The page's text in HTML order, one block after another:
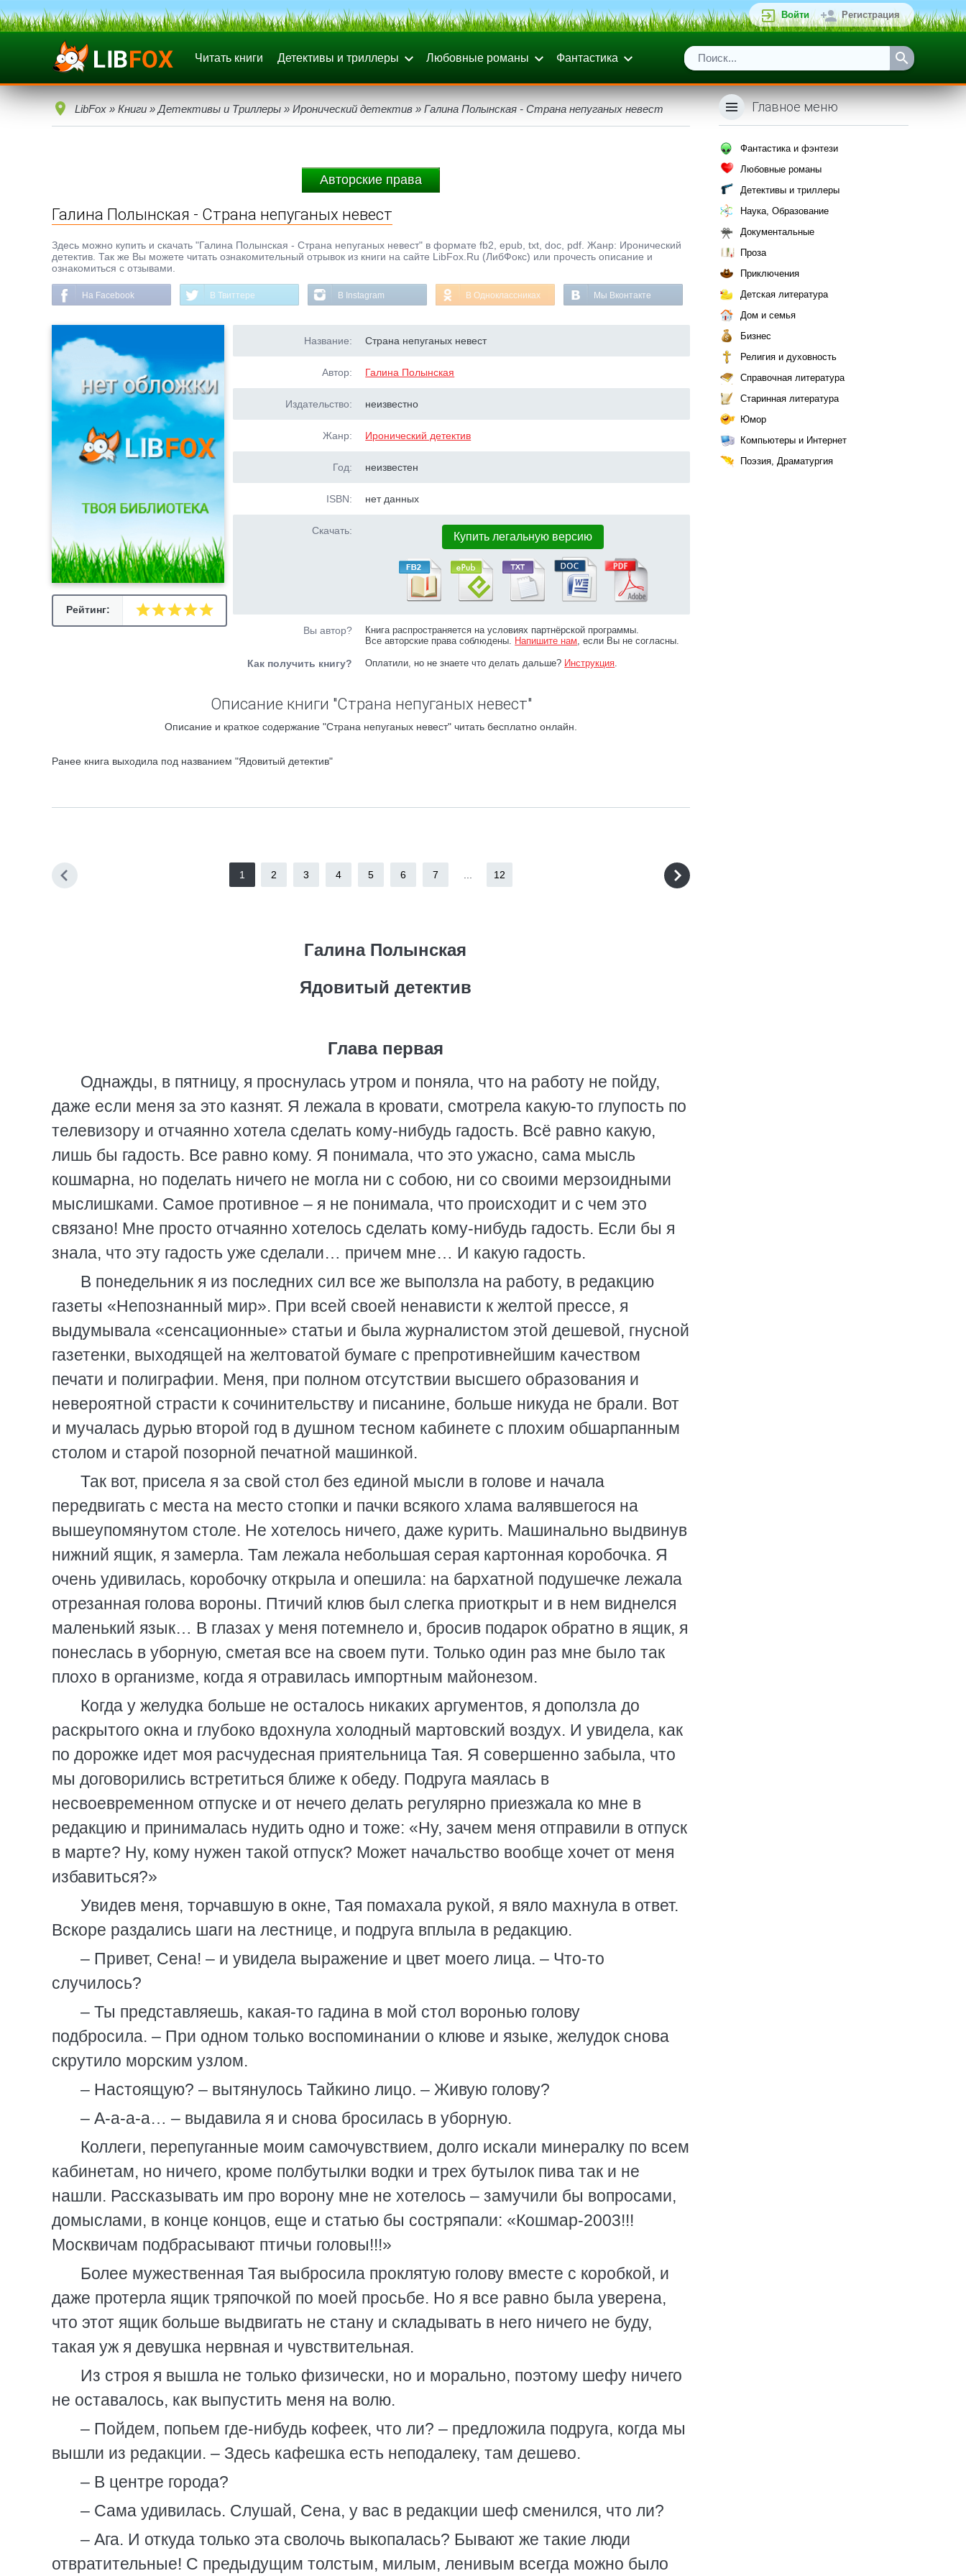
Войти Регистрация
Читать книги Детективы и триллеры Любовные романы Фантастика
LibFox » Книги » Детективы и Триллеры » Иронический детектив » Галина Полынская - Страна непуганых невест
Авторские права
Галина Полынская - Страна непуганых невест
Здесь можно купить и скачать "Галина Полынская - Страна непуганых невест" в формате fb2, epub, txt, doc, pdf. Жанр: Иронический
детектив. Так же Вы можете читать ознакомительный отрывок из книги на сайте LibFox.Ru (ЛибФокс) или прочесть описание и
ознакомиться с отзывами.
На Facebook В Твиттере В Instagram В Одноклассниках Мы Вконтакте
Рейтинг:
Название: Страна непуганых невест
Автор: Галина Полынская
Издательство: неизвестно
Жанр: Иронический детектив
Год: неизвестен
ISBN: нет данных
Скачать: Купить легальную версию
Вы автор?
Книга распространяется на условиях партнёрской программы.
Все авторские права соблюдены. Напишите нам, если Вы не согласны.
Как получить книгу? Оплатили, но не знаете что делать дальше? Инструкция.
Описание книги "Страна непуганых невест"
Описание и краткое содержание "Страна непуганых невест" читать бесплатно онлайн.
Ранее книга выходила под названием "Ядовитый детектив"
1 2 3 4 5 6 7 12
Галина Полынская
Ядовитый детектив
Глава первая
Однажды, в пятницу, я проснулась утром и поняла, что на работу не пойду,
даже если меня за это казнят. Я лежала в кровати, смотрела какую-то глупость по
телевизору и отчаянно хотела сделать кому-нибудь гадость. Всё равно какую,
лишь бы гадость. Все равно кому. Я понимала, что это ужасно, сама мысль
кошмарна, но поделать ничего не могла ни с собою, ни со своими мерзоидными
мыслишками. Самое противное – я не понимала, что происходит и с чем это
связано! Мне просто отчаянно хотелось сделать кому-нибудь гадость. Если бы я
знала, что эту гадость уже сделали… причем мне… И какую гадость.
В понедельник я из последних сил все же выползла на работу, в редакцию
газеты «Непознанный мир». При всей своей ненависти к желтой прессе, я
выдумывала «сенсационные» статьи и была журналистом этой дешевой, гнусной
газетенки, выходящей на желтоватой бумаге с препротивнейшим качеством
печати и полиграфии. Меня, при полном отсутствии высшего образования и
невероятной страсти к сочинительству и писанине, больше никуда не брали. Вот
и мучалась дурью второй год в душном тесном кабинете с плохим обшарпанным
столом и старой позорной печатной машинкой.
Так вот, присела я за свой стол без единой мысли в голове и начала
передвигать с места на место стопки и пачки всякого хлама валявшегося на
вышеупомянутом столе. Не хотелось ничего, даже курить. Машинально выдвинув
нижний ящик, я замерла. Там лежала небольшая серая картонная коробочка. Я
очень удивилась, коробочку открыла и опешила: на бархатной подушечке лежала
отрезанная голова вороны. Птичий клюв был слегка приоткрыт и в нем виднелся
маленький язык… В глазах у меня потемнело и, бросив подарок обратно в ящик, я
понеслась в уборную, сметая все на своем пути. Только один раз мне было так
плохо в организме, когда я отравилась импортным майонезом.
Когда у желудка больше не осталось никаких аргументов, я доползла до
раскрытого окна и глубоко вдохнула холодный мартовский воздух. И увидела, как
по дорожке идет моя расчудесная приятельница Тая. Я совершенно забыла, что
мы договорились встретиться ближе к обеду. Подруга маялась в
несвоевременном отпуске и от нечего делать регулярно приезжала ко мне в
редакцию и принималась нудить одно и тоже: «Ну, зачем меня отправили в отпуск
в марте? Ну, кому нужен такой отпуск? Может начальство вообще хочет от меня
избавиться?»
Увидев меня, торчавшую в окне, Тая помахала рукой, я вяло махнула в ответ.
Вскоре раздались шаги на лестнице, и подруга вплыла в редакцию.
– Привет, Сена! – и увидела выражение и цвет моего лица. – Что-то
случилось?
– Ты представляешь, какая-то гадина в мой стол воронью голову
подбросила. – При одном только воспоминании о клюве и языке, желудок снова
скрутило морским узлом.
– Настоящую? – вытянулось Тайкино лицо. – Живую голову?
– А-а-а-а… – выдавила я и снова бросилась в уборную.
Коллеги, перепуганные моим самочувствием, долго искали минералку по всем
кабинетам, но ничего, кроме полбутылки водки и трех бутылок пива так и не
нашли. Рассказывать им про ворону мне не хотелось – замучили бы вопросами,
домыслами, в конце концов, еще и статью бы состряпали: «Кошмар-2003!!!
Москвичам подбрасывают птичьи головы!!!»
Более мужественная Тая выбросила проклятую голову вместе с коробкой, и
даже протерла ящик тряпочкой по моей просьбе. Но я все равно была уверена,
что этот ящик больше выдвигать не стану и складывать в него ничего не буду,
такая уж я девушка нервная и чувствительная.
Из строя я вышла не только физически, но и морально, поэтому шефу ничего
не оставалось, как выпустить меня на волю.
– Пойдем, попьем где-нибудь кофеек, что ли? – предложила подруга, когда мы
вышли из редакции. – Здесь кафешка есть неподалеку, там дешево.
– В центре города?
– Сама удивилась. Слушай, Сена, у вас в редакции шеф сменился, что ли?
– Ага. И откуда только эта сволочь выкопалась? Бывают же такие люди
отвратительные! С предыдущим толстым, милым, ленивым всегда можно было
Главное меню
Фантастика и фэнтези
Любовные романы
Детективы и триллеры
Наука, Образование
Документальные
Проза
Приключения
Детская литература
Дом и семья
Бизнес
Религия и духовность
Справочная литература
Старинная литература
Юмор
Компьютеры и Интернет
Поэзия, Драматургия